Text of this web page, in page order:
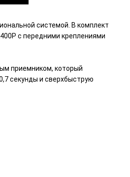
системой. В комплект
с передними креплениями
приемником, который
секунды и сверхбыструю